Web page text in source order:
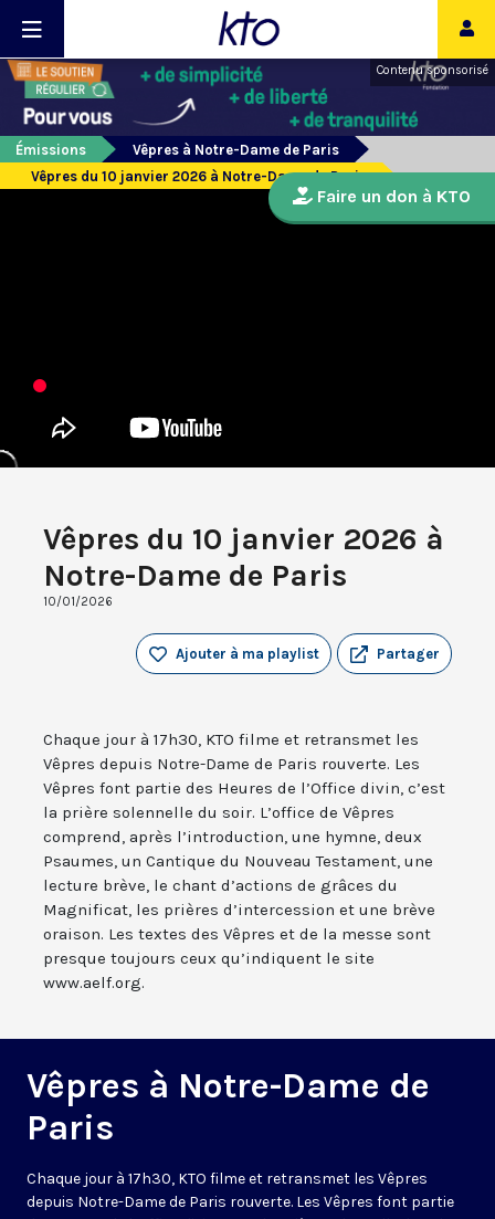
Contenu sponsorisé
Émissions
Vêpres à Notre-Dame de Paris
Vêpres du 10 janvier 2026 à Notre-Dame de Paris
Vêpres du 10 janvier 2026 à
Notre-Dame de Paris
10/01/2026
Partager
Ajouter à ma playlist
Chaque jour à 17h30, KTO filme et retransmet les
Vêpres depuis Notre-Dame de Paris rouverte. Les
Vêpres font partie des Heures de l’Office divin, c’est
la prière solennelle du soir. L’office de Vêpres
comprend, après l’introduction, une hymne, deux
Psaumes, un Cantique du Nouveau Testament, une
lecture brève, le chant d’actions de grâces du
Magnificat, les prières d’intercession et une brève
oraison. Les textes des Vêpres et de la messe sont
presque toujours ceux qu’indiquent le site
www.aelf.org.
Vêpres à Notre-Dame de
Paris
Chaque jour à 17h30, KTO filme et retransmet les Vêpres
depuis Notre-Dame de Paris rouverte. Les Vêpres font partie
Faire un don à KTO